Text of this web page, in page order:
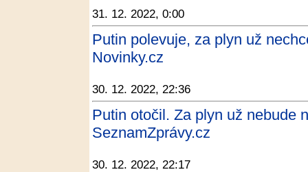
31. 12. 2022, 0:00
Putin polevuje, za plyn už
Novinky.cz
30. 12. 2022, 22:36
Putin otočil. Za plyn už nebude
SeznamZprávy.cz
30. 12. 2022, 22:17